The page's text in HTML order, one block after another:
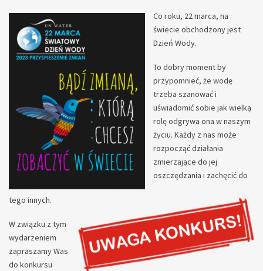
Co roku, 22 marca, na
świecie obchodzony jest
Dzień Wody.
To dobry moment by
przypomnieć, że wodę
trzeba szanować i
uświadomić sobie jak wielką
rolę odgrywa ona w naszym
życiu. Każdy z nas może
rozpocząć działania
zmierzające do jej
oszczędzania i zachęcić do
tego innych.
W związku z tym
wydarzeniem
zapraszamy Was
do konkursu